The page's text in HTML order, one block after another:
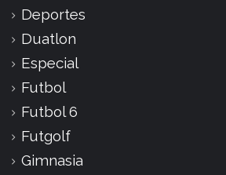
Deportes
Duatlon
Especial
Futbol
Futbol 6
Futgolf
Gimnasia